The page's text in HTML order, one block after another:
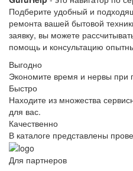
Подберите удобный и
ремонта вашей бытовой
заявку, вы можете
помощь и консультацию
Выгодно
Экономите время и нервы при
Быстро
Находите из множества
для вас.
Качественно
В каталоге представлены
Для партнеров